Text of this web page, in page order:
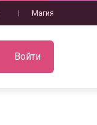
Магия
Войти